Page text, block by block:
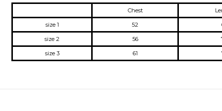
Chest
size 1 52
size 2 56
size 3 61